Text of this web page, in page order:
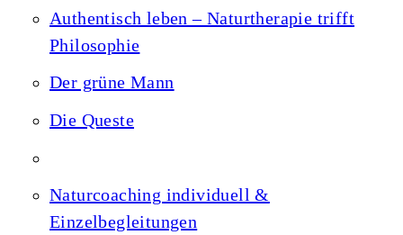
Authentisch leben – Naturtherapie trifft
Philosophie
Der grüne Mann
Die Queste
Naturcoaching individuell &
Einzelbegleitungen